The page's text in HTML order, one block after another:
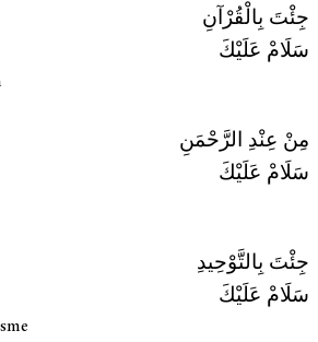
جِئْتَ بِالْقُرْآنِ
سَلَامْ عَلَيْكَ
مِنْ عِنْدِ الرَّحْمَنِ
سَلَامْ عَلَيْكَ
جِئْتَ بِالتَّوْحِيدِ
سَلَامْ عَلَيْكَ